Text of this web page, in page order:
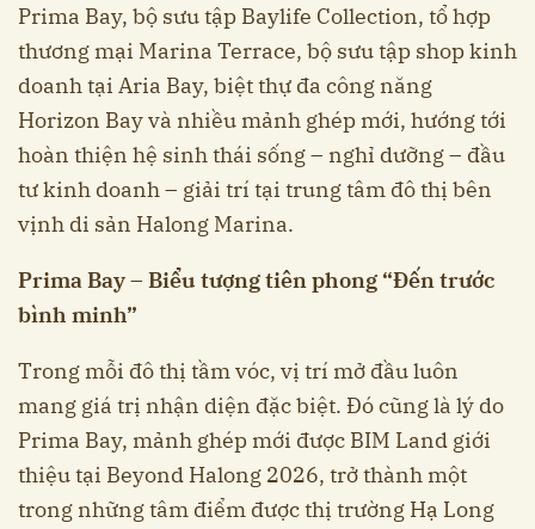
Prima Bay, bộ sưu tập Baylife Collection, tổ hợp
thương mại Marina Terrace, bộ sưu tập shop kinh
doanh tại Aria Bay, biệt thự đa công năng
Horizon Bay và nhiều mảnh ghép mới, hướng tới
hoàn thiện hệ sinh thái sống – nghỉ dưỡng – đầu
tư kinh doanh – giải trí tại trung tâm đô thị bên
vịnh di sản Halong Marina.
Prima Bay – Biểu tượng tiên phong “Đến trước
bình minh”
Trong mỗi đô thị tầm vóc, vị trí mở đầu luôn
mang giá trị nhận diện đặc biệt. Đó cũng là lý do
Prima Bay, mảnh ghép mới được BIM Land giới
thiệu tại Beyond Halong 2026, trở thành một
trong những tâm điểm được thị trường Hạ Long